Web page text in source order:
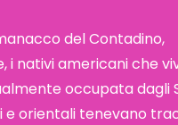
del Contadino,
i nativi americani che
occupata dagli
orientali tenevano